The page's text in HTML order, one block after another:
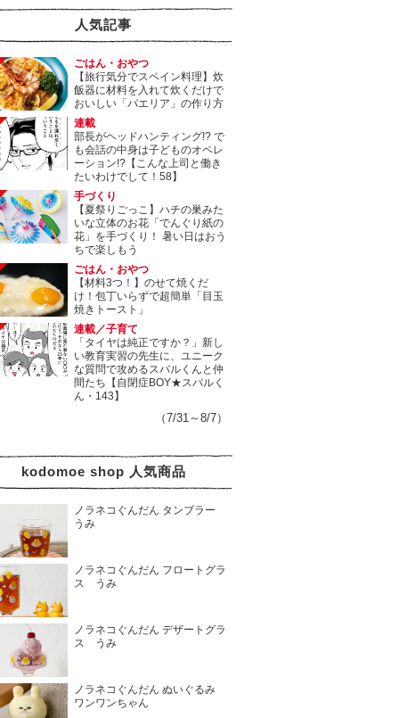
人気記事
ごはん・おやつ
【旅行気分でスペイン料理】炊
飯器に材料を入れて炊くだけで
おいしい「パエリア」の作り方
連載
部長がヘッドハンティング!? で
も会話の中身は子どものオペレ
ーション!?【こんな上司と働き
たいわけでして！58】
手づくり
【夏祭りごっこ】ハチの巣みた
いな立体のお花「でんぐり紙の
花」を手づくり！ 暑い日はおう
ちで楽しもう
ごはん・おやつ
【材料3つ！】のせて焼くだ
け！包丁いらずで超簡単「目玉
焼きトースト」
連載／子育て
「タイヤは純正ですか？」新し
い教育実習の先生に、ユニーク
な質問で攻めるスバルくんと仲
間たち【自閉症BOY★スバルく
ん・143】
（7/31～8/7）
kodomoe shop 人気商品
ノラネコぐんだん タンブラー
うみ
ノラネコぐんだん フロートグラ
ス うみ
ノラネコぐんだん デザートグラ
ス うみ
ノラネコぐんだん ぬいぐるみ
ワンワンちゃん